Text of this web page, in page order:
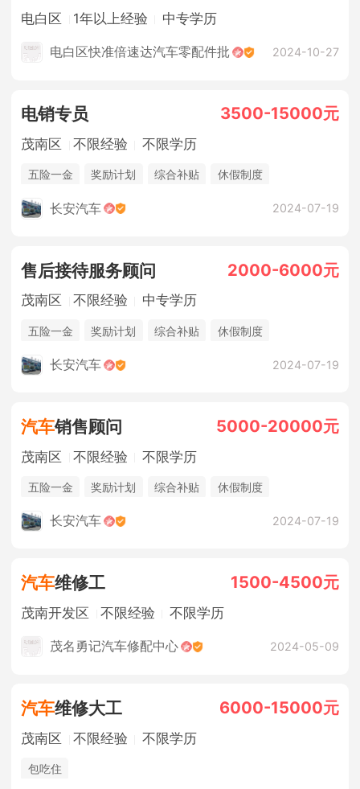
电白区 1年以上经验 中专学历
电白区快准倍速达汽车零配件批 2024-10-27
电销专员 3500-15000元
茂南区 不限经验 不限学历
五险一金 奖励计划 综合补贴
休假制度
法定节假日
长安汽车 2024-07-19
售后接待服务顾问 2000-6000元
茂南区 不限经验 中专学历
五险一金 奖励计划 综合补贴
休假制度
长安汽车 2024-07-19
汽车销售顾问 5000-20000元
茂南区 不限经验 不限学历
五险一金 奖励计划 综合补贴
休假制度
法定节假日
长安汽车 2024-07-19
汽车维修工 1500-4500元
茂南开发区 不限经验 不限学历
茂名勇记汽车修配中心 2024-05-09
汽车维修大工 6000-15000元
茂南区 不限经验 不限学历
包吃住